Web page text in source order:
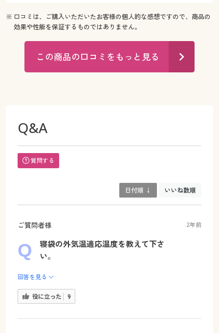
※ 口コミは、ご購入いただいたお客様の個人的な感想ですので、商品の
効果や性能を保証するものではありません。
この商品の口コミをもっと見る
Q&A
質問する
日付順 ↓ いいね数順
ご質問者様 2年前
寝袋の外気温適応温度を教えて下さ
い。
回答を見る
役に立った 9